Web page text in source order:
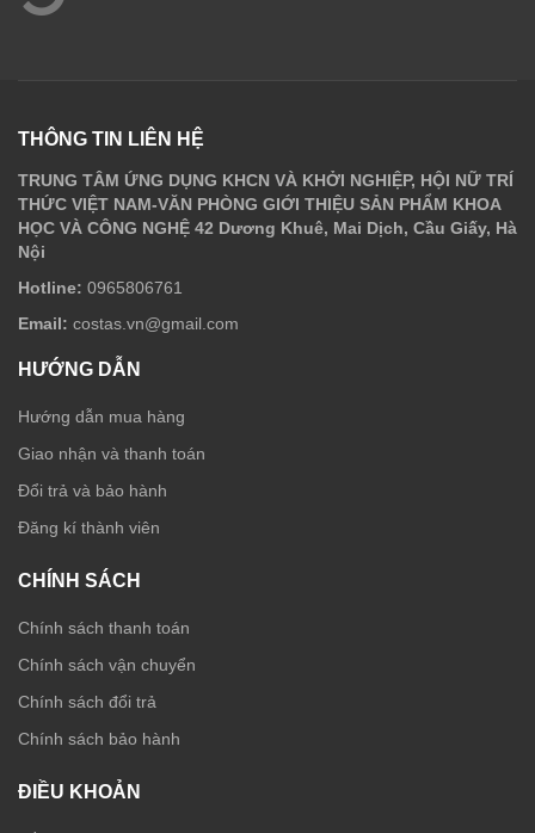
THÔNG TIN LIÊN HỆ
TRUNG TÂM ỨNG DỤNG KHCN VÀ KHỞI NGHIỆP, HỘI NỮ TRÍ
THỨC VIỆT NAM-VĂN PHÒNG GIỚI THIỆU SẢN PHẨM KHOA
HỌC VÀ CÔNG NGHỆ 42 Dương Khuê, Mai Dịch, Cầu Giấy, Hà
Nội
Hotline: 0965806761
Email: costas.vn@gmail.com
HƯỚNG DẪN
Hướng dẫn mua hàng
Giao nhận và thanh toán
Đổi trả và bảo hành
Đăng kí thành viên
CHÍNH SÁCH
Chính sách thanh toán
Chính sách vận chuyển
Chính sách đổi trả
Chính sách bảo hành
ĐIỀU KHOẢN